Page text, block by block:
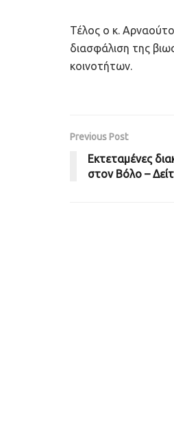
Τέλος ο κ.
διασφάλιση της
κοινοτήτων.
Previous Post
Εκτεταμένες
στον Βόλο –